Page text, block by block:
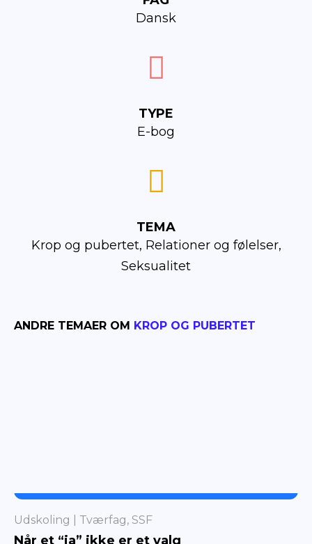
Dansk
TYPE
E-bog
TEMA
Krop og pubertet, Relationer og følelser,
Seksualitet
ANDRE TEMAER OM KROP OG PUBERTET
Udskoling Tværfag, SSF
Når et “ja” ikke er et valg
TVÆRFAG